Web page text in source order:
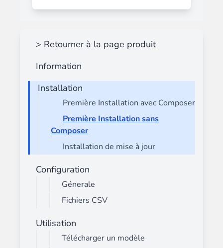
> Retourner à la page produit
Information
Installation
Première Installation avec Composer
Première Installation sans
Composer
Installation de mise à jour
Configuration
Génerale
Fichiers CSV
Utilisation
Télécharger un modèle